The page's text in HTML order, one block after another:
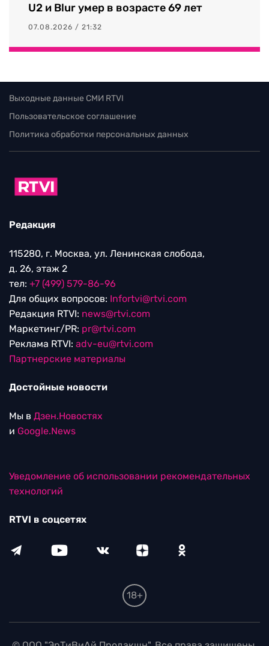
U2 и Blur умер в возрасте 69 лет
07.08.2026 / 21:32
Выходные данные СМИ RTVI
Пользовательское соглашение
Политика обработки персональных данных
Редакция
115280, г. Москва, ул. Ленинская слобода,
д. 26, этаж 2
тел: +7 (499) 579-86-96
Для общих вопросов: Infortvi@rtvi.com
Редакция RTVI: news@rtvi.com
Маркетинг/PR: pr@rtvi.com
Реклама RTVI: adv-eu@rtvi.com
Партнерские материалы
Достойные новости
Мы в Дзен.Новостях
и Google.News
Уведомление об использовании рекомендательных
технологий
RTVI в соцсетях
18+